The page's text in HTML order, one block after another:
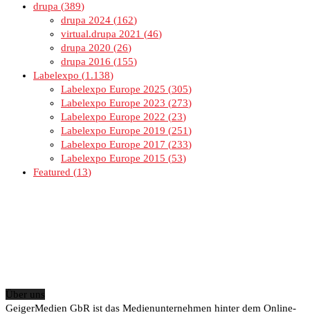
drupa 389
drupa 2024
162
virtual.drupa 2021
46
drupa 2020
26
drupa 2016
155
Labelexpo
1.138
Labelexpo Europe 2025
305
Labelexpo Europe 2023
273
Labelexpo Europe 2022
23
Labelexpo Europe 2019
251
Labelexpo Europe 2017
233
Labelexpo Europe 2015
53
Featured
13
Über uns
GeigerMedien GbR ist das Medienunternehmen hinter dem Online-